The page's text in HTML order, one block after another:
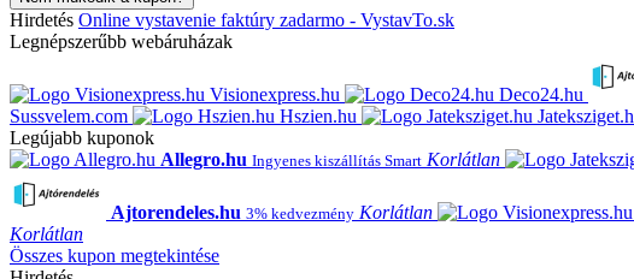
Hirdetés Online vystavenie faktúry zadarmo - VystavTo.sk
Legnépszerűbb webáruházak
Visionexpress.hu Deco24.hu
Sussvelem.com
Hszien.hu
Legújabb kuponok
Allegro.hu Ingyenes kiszállítás Smart Korlátlan
Ajtorendeles.hu 3% kedvezmény Korlátlan
Korlátlan
Összes kupon megtekintése